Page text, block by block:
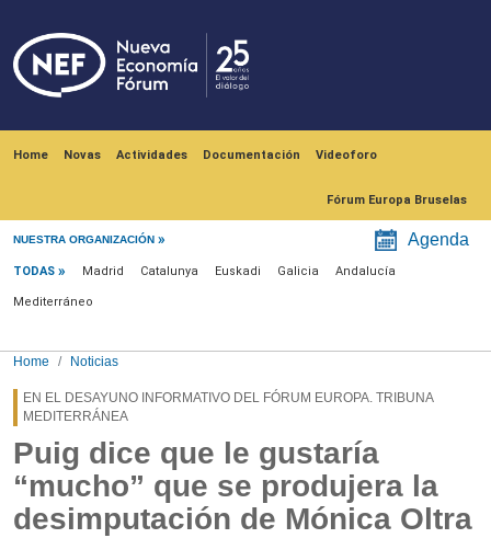
Home Novas Actividades Documentación Videoforo
Fórum Europa Bruselas
NUESTRA ORGANIZACIÓN Agenda
Menú noticias
TODAS Madrid Catalunya Euskadi Galicia Andalucía
Mediterráneo
Home Noticias
EN EL DESAYUNO INFORMATIVO DEL FÓRUM EUROPA. TRIBUNA
MEDITERRÁNEA
Puig dice que le gustaría
“mucho” que se produjera la
desimputación de Mónica Oltra